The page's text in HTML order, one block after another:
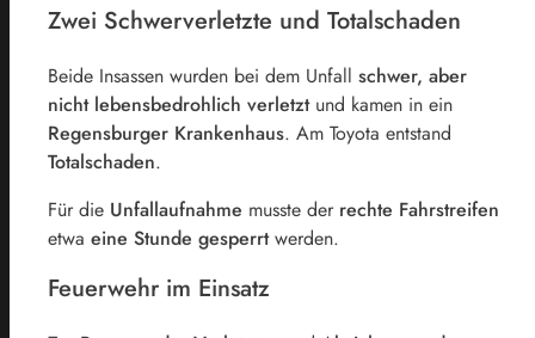
Zwei Schwerverletzte und Totalschaden
Beide Insassen wurden bei dem Unfall schwer, aber
nicht lebensbedrohlich verletztund kamen in ein
Regensburger Krankenhaus. Am Toyota entstand
Totalschaden.
Für die Unfallaufnahme musste der rechte Fahrstreifen
etwa eine Stunde gesperrtwerden.
Feuerwehr im Einsatz